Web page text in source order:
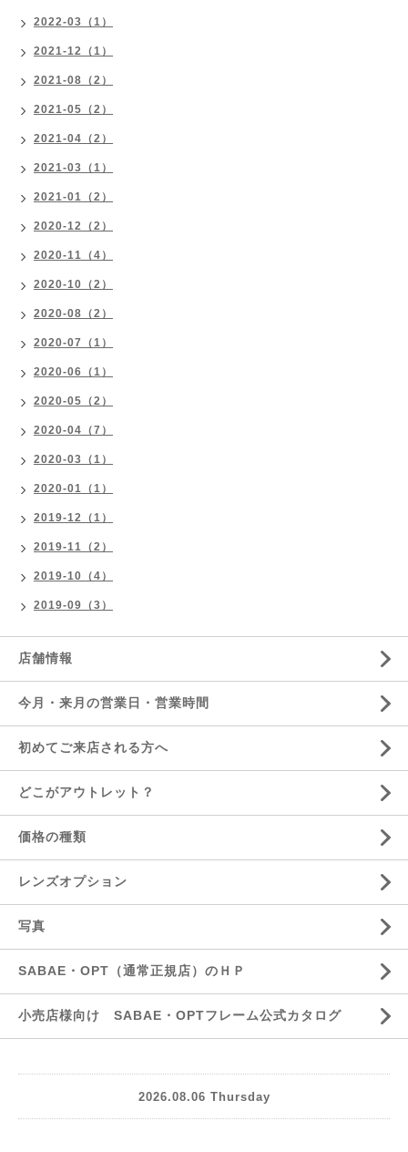
2022-03（1）
2021-12（1）
2021-08（2）
2021-05（2）
2021-04（2）
2021-03（1）
2021-01（2）
2020-12（2）
2020-11（4）
2020-10（2）
2020-08（2）
2020-07（1）
2020-06（1）
2020-05（2）
2020-04（7）
2020-03（1）
2020-01（1）
2019-12（1）
2019-11（2）
2019-10（4）
2019-09（3）
店舗情報
今月・来月の営業日・営業時間
初めてご来店される方へ
どこがアウトレット？
価格の種類
レンズオプション
写真
SABAE・OPT（通常正規店）のＨＰ
小売店様向け SABAE・OPTフレーム公式カタログ
2026.08.06 Thursday